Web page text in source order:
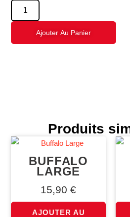
Ajouter Au Panier
Produits
BUFFALO
LARGE
15,90€
AJOUTER AU